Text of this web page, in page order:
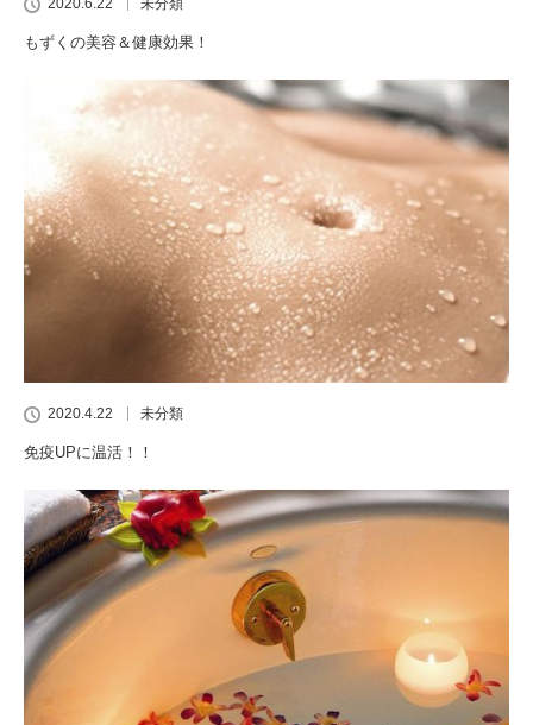
2020.6.22 未分類
もずくの美容＆健康効果！
2020.4.22 未分類
免疫UPに温活！！